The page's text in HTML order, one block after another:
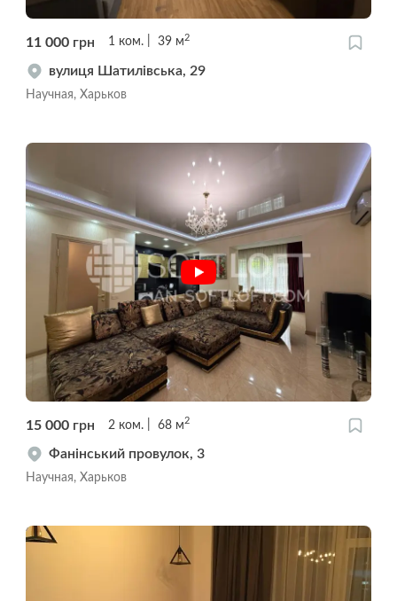
11 000 грн 1 ком. 39 м 2
вулиця Шатилівська, 29
Научная, Харьков
15 000 грн 2 ком. 68 м2
Фанінський провулок, 3
Научная, Харьков